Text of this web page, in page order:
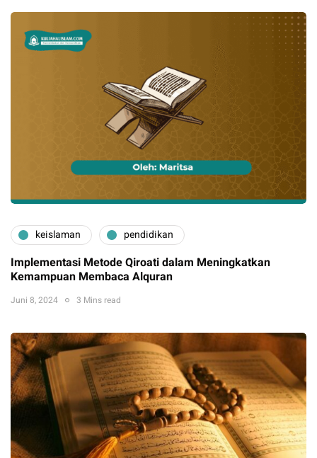
keislaman pendidikan
Implementasi Metode Qiroati dalam Meningkatkan
Kemampuan Membaca Alquran
Juni 8, 2024 3 Mins read